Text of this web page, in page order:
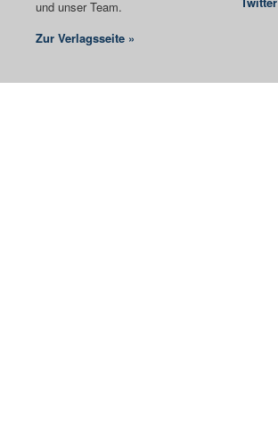
und unser Team.
Zur Verlagsseite »